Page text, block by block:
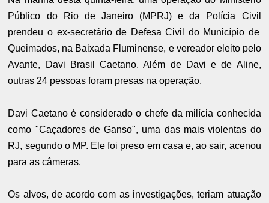
Público do Rio de Janeiro (MPRJ) e da Polícia Civil
prendeu o ex-secretário de Defesa Civil do Município de
Queimados, na Baixada Fluminense, e vereador eleito pelo
Avante, Davi Brasil Caetano. Além de Davi e de Aline,
outras 24 pessoas foram presas na operação.
Davi Caetano é considerado o chefe da milícia conhecida
como "Caçadores de Ganso", uma das mais violentas do
RJ, segundo o MP. Ele foi preso em casa e, ao sair, acenou
para as câmeras.
Os alvos, de acordo com as investigações, teriam atuação